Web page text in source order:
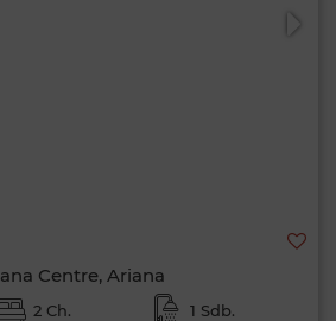
Centre, Ariana
2 Ch. 1 Sdb.